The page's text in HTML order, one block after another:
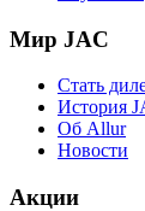
Мир JAC
Стать
История
Об Allur
Новости
Акции